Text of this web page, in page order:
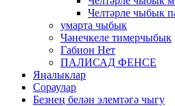
Челтәрле чыбык
умарта чыбык
Чәнечкеле тимерчыбык
Габион Нет
ПАЛИСАД ФЕНСЕ
Яңалыклар
Сораулар
Безнең белән элемтәгә чыгу